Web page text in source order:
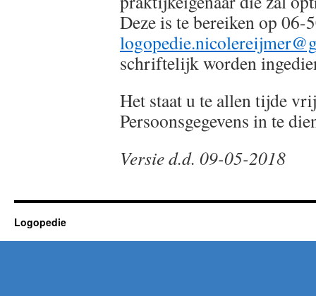
Deze is te bereiken op
schriftelijk worden
Het staat u te allen tijde
Persoonsgegevens in te
Versie d.d. 09-05-2018
Logopedie